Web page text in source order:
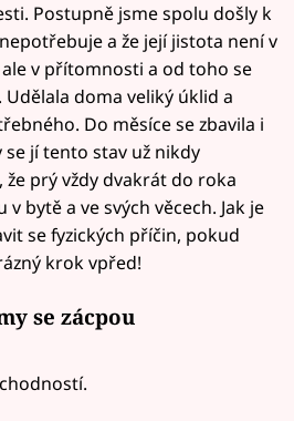
Postupně jsme spolu došly k
a že její jistota není v
v přítomnosti a od toho se
doma veliký úklid a
Do měsíce se zbavila i
se jí tento stav už nikdy
že prý vždy dvakrát do roka
bytě a ve svých věcech. Jak je
se fyzických příčin, pokud
krok vpřed!
se zácpou